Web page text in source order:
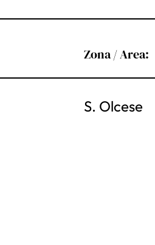
Zona / Area:
S. Olcese